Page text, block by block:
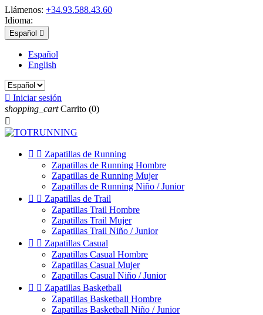
Llámenos: +34.93.588.43.60
Idioma:
Español 
Español
English
 Iniciar sesión
shopping_cart Carrito (0)

  Zapatillas de Running
Zapatillas de Running Hombre
Zapatillas de Running Mujer
Zapatillas de Running Niño / Junior
  Zapatillas de Trail
Zapatillas Trail Hombre
Zapatillas Trail Mujer
Zapatillas Trail Niño / Junior
  Zapatillas Casual
Zapatillas Casual Hombre
Zapatillas Casual Mujer
Zapatillas Casual Niño / Junior
  Zapatillas Basketball
Zapatillas Basketball Hombre
Zapatillas Basketball Niño / Junior